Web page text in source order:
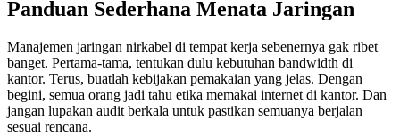
Panduan Sederhana Menata Jaringan
Manajemen jaringan nirkabel di tempat kerja sebenernya gak ribet
banget. Pertama-tama, tentukan dulu kebutuhan bandwidth di
kantor. Terus, buatlah kebijakan pemakaian yang jelas. Dengan
begini, semua orang jadi tahu etika memakai internet di kantor. Dan
jangan lupakan audit berkala untuk pastikan semuanya berjalan
sesuai rencana.